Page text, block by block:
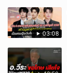
03:08